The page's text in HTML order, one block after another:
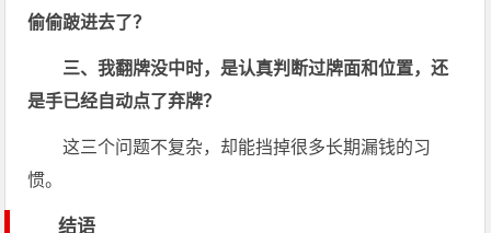
偷偷跛进去了？
三、我翻牌没中时，是认真判断过牌面和位置，还
是手已经自动点了弃牌？
这三个问题不复杂，却能挡掉很多长期漏钱的习
惯。
结语